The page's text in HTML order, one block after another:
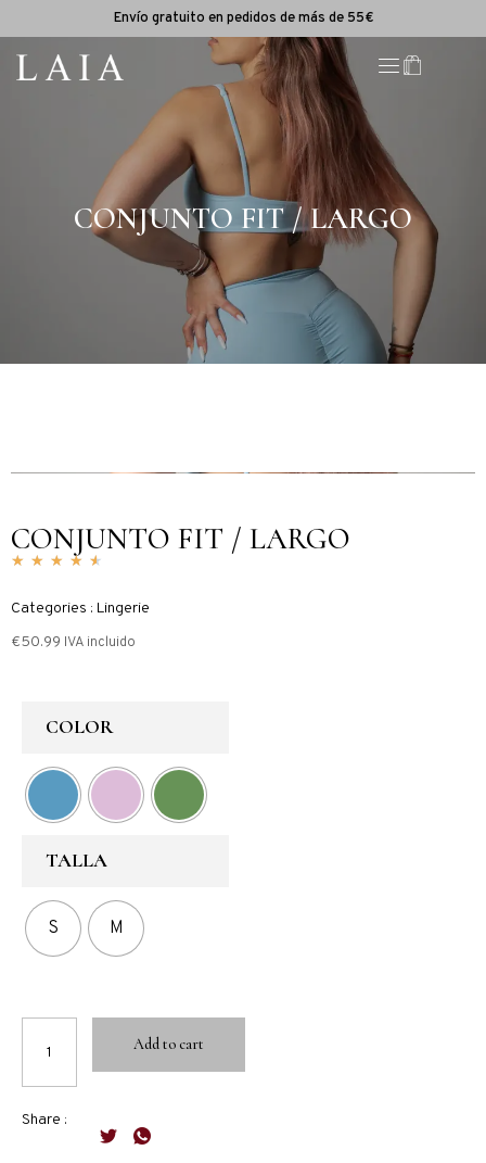
Envío gratuito en pedidos de más de 55€
CONJUNTO FIT / LARGO
CONJUNTO FIT / LARGO
★ ★ ★ ★ ★
Categories : Lingerie
€50.99 IVA incluido
COLOR
TALLA
S M
Add to cart
Share :